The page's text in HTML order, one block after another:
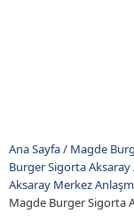
Ana Sayfa/ Magde
Burger Sigorta Aksaray
Aksaray Merkez
Magde Burger Sigorta